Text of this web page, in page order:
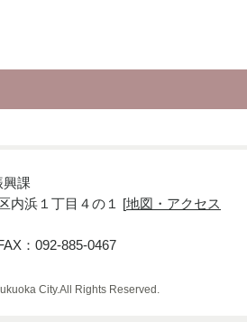
興課
内浜１丁目４の１ [地図・アクセス
：092-885-0467
City.All Rights Reserved.